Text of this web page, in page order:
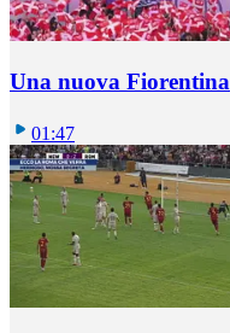
Una nuova Fiorentina
01:47